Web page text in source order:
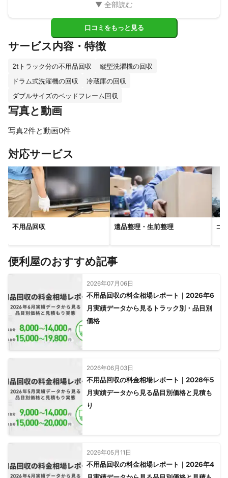
口コミをもっと見る
サービス内容・特徴
2tトラック分の不用品回収
縦型洗濯機の回収
ドラム式洗濯機の回収
冷蔵庫の回収
ダブルサイズのベッドフレーム回収
写真と動画
写真2件と動画0件
対応サービス
不用品回収 遺品整理・生前整理 ゴ
便利屋のおすすめ記事
2026年07月06日
不用品回収の料金相場レポート｜2026年6
月実績データから見るトラック別・品目別
価格
2026年06月03日
不用品回収の料金相場レポート｜2026年5
月実績データから見る品目別価格と見積も
り
2026年05月11日
不用品回収の料金相場レポート｜2026年4